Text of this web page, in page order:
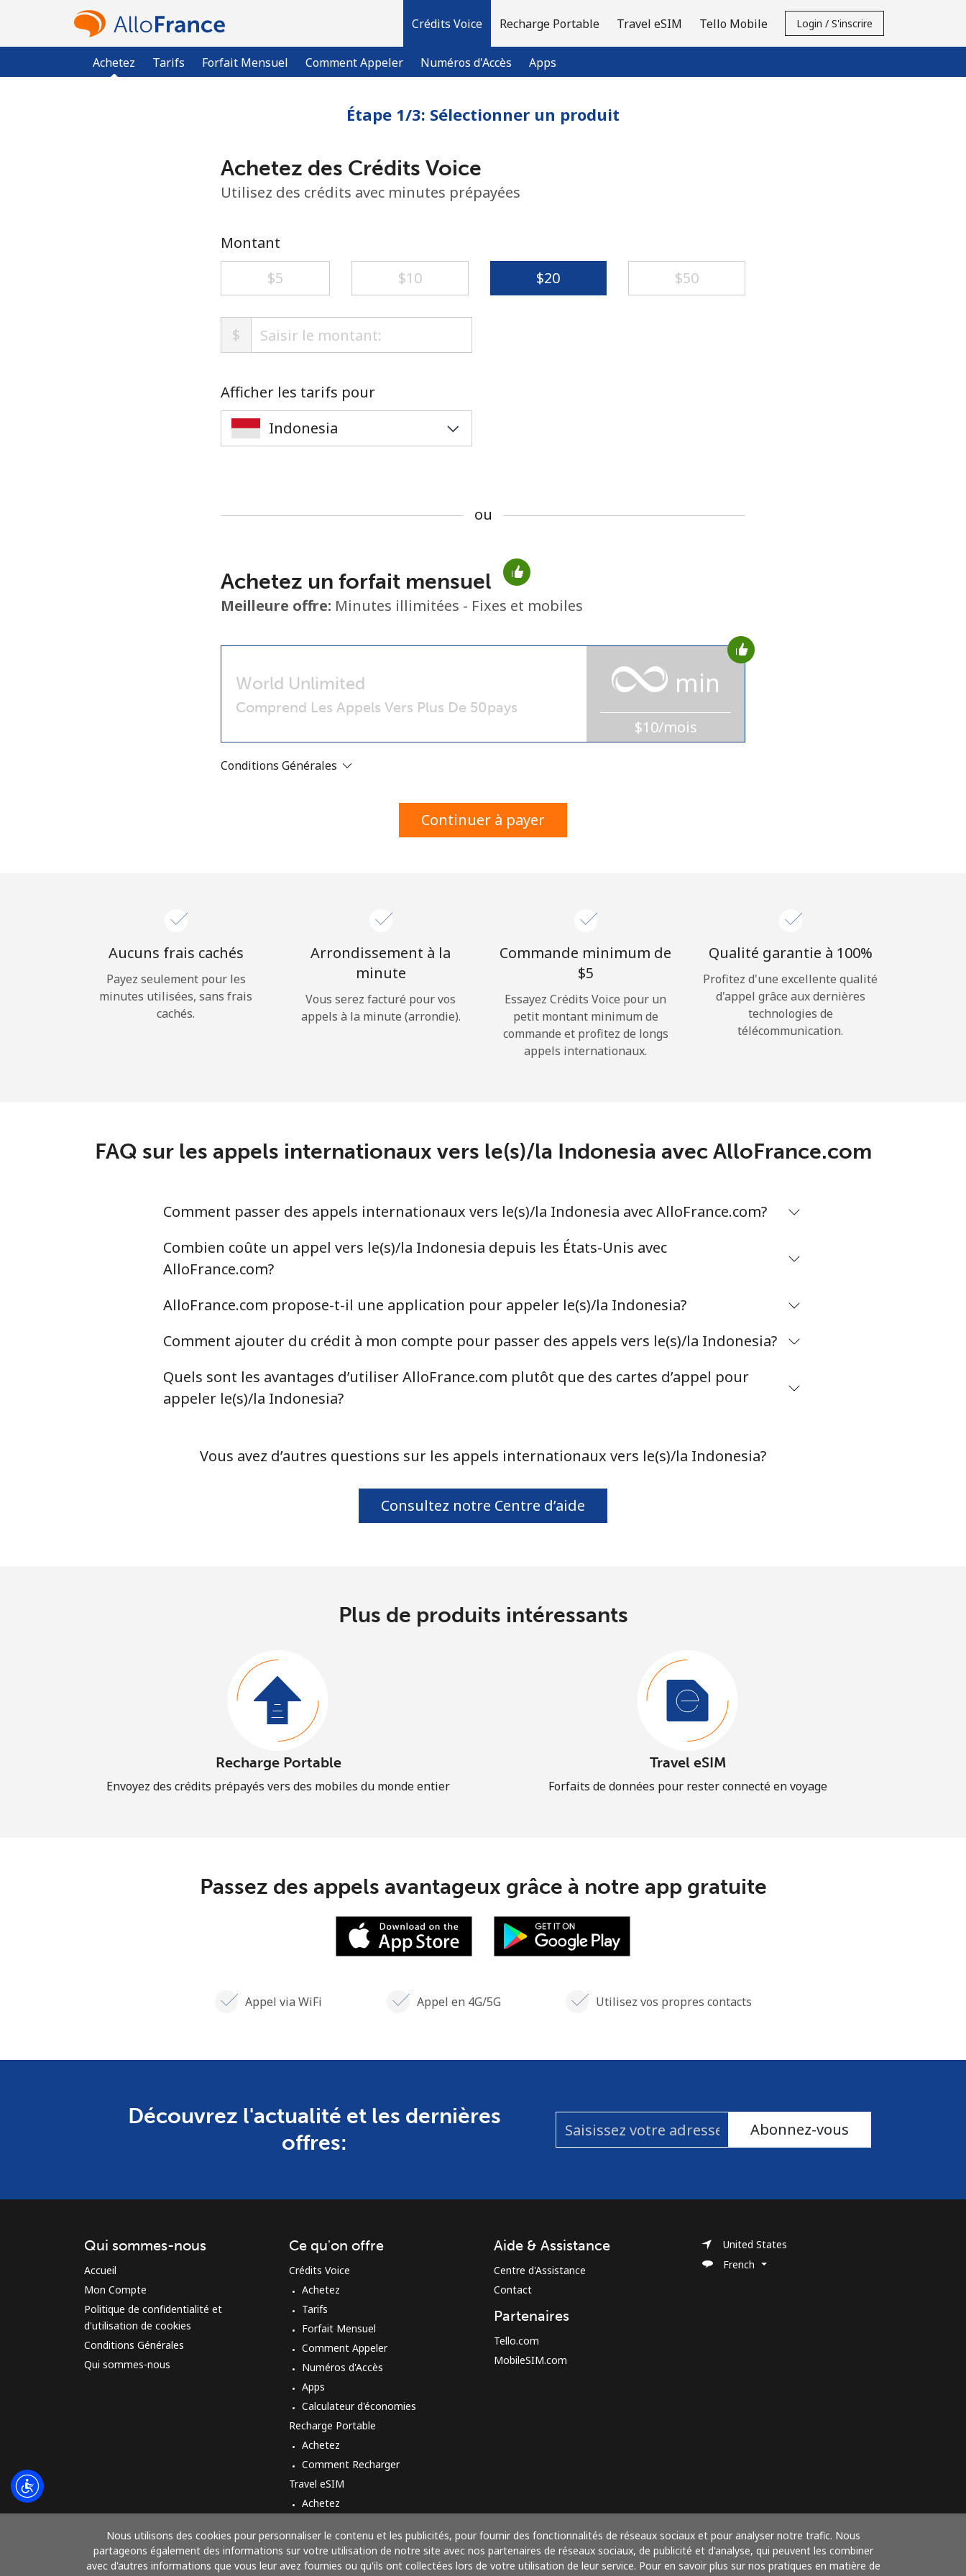
Crédits Voice
Achetez Tarifs Forfait Mensuel Comment Appeler Numéros d'Accès Apps
Recharge Portable Travel eSIM Tello Mobile Login / S'inscrire
Aucun mot de passe créé
8 caractères minimum
Un numéro
En créant un compte sur ce site, j'accepte les
Bonjour!
INSCRIVEZ-VOUS →
Login
Étape 1/3: Sélectionner un produit
Achetez des Crédits Voice
Utilisez des crédits avec minutes prépayées
Montant
⁦$5⁩
⁦$10⁩ ⁦$20⁩ ⁦$50⁩
$
Afficher les tarifs pour
ou
Achetez un forfait mensuel
Meilleure offre: Minutes illimitées - Fixes et mobiles
World Unlimited
Comprend Les Appels Vers Plus De 50pays
min
$10/mois
Conditions Générales
Continuer à payer
Aucuns frais cachés
Payez seulement pour les
minutes utilisées, sans frais
cachés.
Arrondissement à la
minute
Vous serez facturé pour vos
appels à la minute (arrondie).
Commande minimum de
⁦$5⁩
Essayez Crédits Voice pour un
petit montant minimum de
commande et profitez de longs
appels internationaux.
Qualité garantie à 100%
Profitez d'une excellente qualité
d'appel grâce aux dernières
technologies de
télécommunication.
FAQ sur les appels internationaux vers le(s)/la Indonesia avec AlloFrance.com
Comment passer des appels internationaux vers le(s)/la Indonesia avec AlloFrance.com?
Combien coûte un appel vers le(s)/la Indonesia depuis les États-Unis avec
AlloFrance.com?
AlloFrance.com propose-t-il une application pour appeler le(s)/la Indonesia?
Comment ajouter du crédit à mon compte pour passer des appels vers le(s)/la Indonesia?
Quels sont les avantages d’utiliser AlloFrance.com plutôt que des cartes d’appel pour
appeler le(s)/la Indonesia?
Vous avez d’autres questions sur les appels internationaux vers le(s)/la Indonesia?
Consultez notre Centre d’aide
Plus de produits intéressants
Recharge Portable
Envoyez des crédits prépayés vers des mobiles du monde entier
Travel eSIM
Forfaits de données pour rester connecté en voyage
Passez des appels avantageux grâce à notre app gratuite
Appel via WiFi Appel en 4G/5G Utilisez vos propres contacts
Découvrez l'actualité et les dernières
offres:
Abonnez-vous
Nous utilisons des cookies pour personnaliser le contenu et les publicités, pour fournir des fonctionnalités de réseaux sociaux et pour analyser notre trafic. Nous
partageons également des informations sur votre utilisation de notre site avec nos partenaires de réseaux sociaux, de publicité et d'analyse, qui peuvent les combiner
avec d'autres informations que vous leur avez fournies ou qu'ils ont collectées lors de votre utilisation de leur service. Pour en savoir plus sur nos pratiques en matière de
Qui sommes-nous
Accueil
Mon Compte
Politique de confidentialité et
d'utilisation de cookies
Conditions Générales
Qui sommes-nous
Ce qu'on offre
Crédits Voice
Achetez
Tarifs
Forfait Mensuel
Comment Appeler
Numéros d'Accès
Apps
Calculateur d'économies
Recharge Portable
Achetez
Comment Recharger
Travel eSIM
Achetez
Aide & Assistance
Centre d'Assistance
Contact
Partenaires
Tello.com
MobileSIM.com
United States
French